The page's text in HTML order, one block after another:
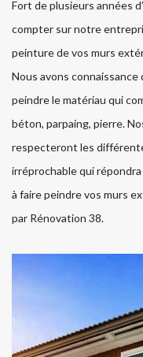
Fort de plusieurs années
compter sur notre
peinture de vos murs
Nous avons
peindre le matériau qui
béton, parpaing, pierre.
respecteront les
irréprochable qui répondra
à faire peindre vos murs
par Rénovation 38.